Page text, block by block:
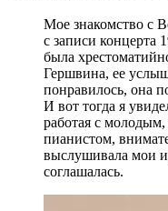
Мое знакомство с
с записи концерта
была
Гершвина, ее
понравилось, она
И вот тогда я
работая с
пианистом,
выслушивала мои
соглашалась.